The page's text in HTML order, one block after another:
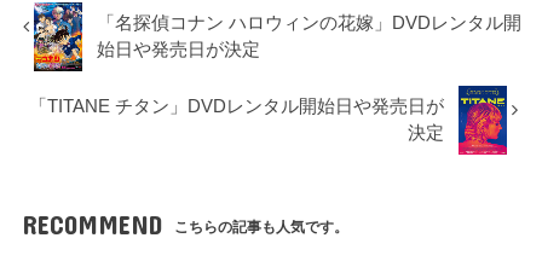
「名探偵コナン ハロウィンの花嫁」DVDレンタル開
始日や発売日が決定
「TITANE チタン」DVDレンタル開始日や発売日が
決定
RECOMMEND こちらの記事も人気です。